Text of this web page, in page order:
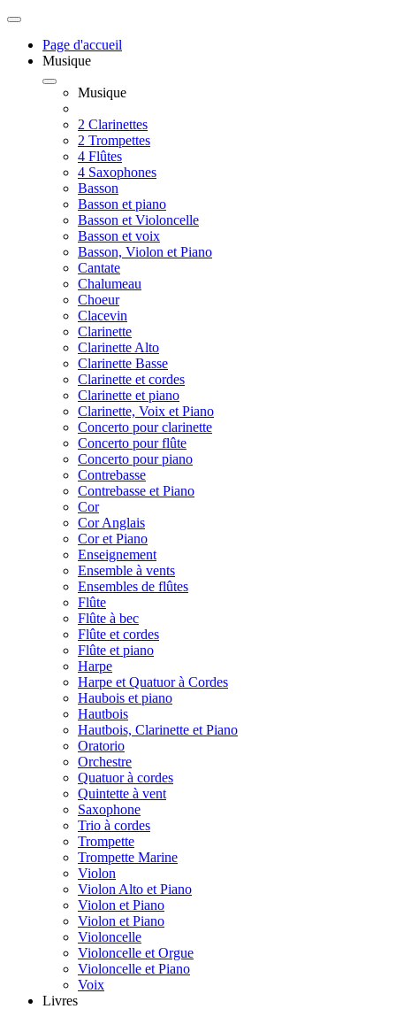
Page d'accueil
Musique
Musique
2 Clarinettes
2 Trompettes
4 Flûtes
4 Saxophones
Basson
Basson et piano
Basson et Violoncelle
Basson et voix
Basson, Violon et Piano
Cantate
Chalumeau
Choeur
Clacevin
Clarinette
Clarinette Alto
Clarinette Basse
Clarinette et cordes
Clarinette et piano
Clarinette, Voix et Piano
Concerto pour clarinette
Concerto pour flûte
Concerto pour piano
Contrebasse
Contrebasse et Piano
Cor
Cor Anglais
Cor et Piano
Enseignement
Ensemble à vents
Ensembles de flûtes
Flûte
Flûte à bec
Flûte et cordes
Flûte et piano
Harpe
Harpe et Quatuor à Cordes
Haubois et piano
Hautbois
Hautbois, Clarinette et Piano
Oratorio
Orchestre
Quatuor à cordes
Quintette à vent
Saxophone
Trio à cordes
Trompette
Trompette Marine
Violon
Violon Alto et Piano
Violon et Piano
Violon et Piano
Violoncelle
Violoncelle et Orgue
Violoncelle et Piano
Voix
Livres